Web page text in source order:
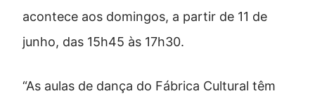
acontece aos domingos, a partir de 11 de
junho, das 15h45 às 17h30.
“As aulas de dança do Fábrica Cultural têm